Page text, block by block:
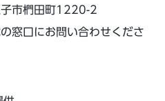
市椚田町1220-2
窓口にお問い合わせくださ